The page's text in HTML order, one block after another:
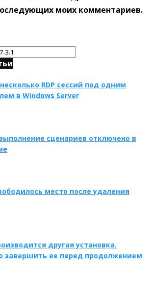
моих комментариев.
RDP сессий под одним
в Windows Server
сценариев отключено в
место после удаления
другая установка.
завершить ее перед продолжением